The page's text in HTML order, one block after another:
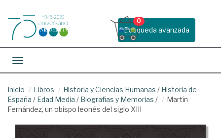
Busqueda avanzada
0
Toggle navigation
Inicio Libros Historia y Ciencias Humanas / Historia de
España / Edad Media / Biografías y Memorias /
Martín
Fernández, un obispo leonés del siglo XIII